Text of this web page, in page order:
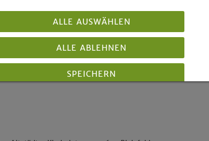
ALLE AUSWÄHLEN
ALLE ABLEHNEN
SPEICHERN